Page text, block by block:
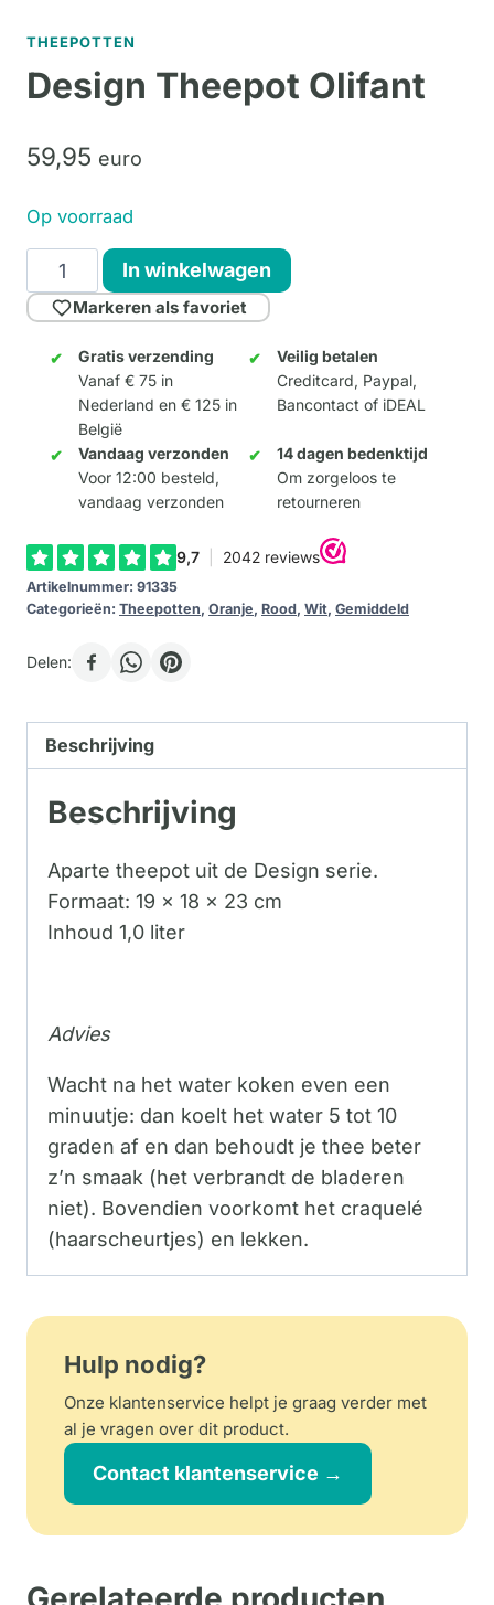
THEEPOTTEN
Design Theepot Olifant
59,95 euro
Op voorraad
Design
Theepot
Olifant
aantal
In winkelwagen
Markeren als favoriet
Gratis verzending
Vanaf € 75 in
Nederland en € 125 in
België
Veilig betalen
Creditcard, Paypal,
Bancontact of iDEAL
Vandaag verzonden
Voor 12:00 besteld,
vandaag verzonden
14 dagen bedenktijd
Om zorgeloos te
retourneren
Artikelnummer: 91335
Categorieën: Theepotten, Oranje, Rood, Wit, Gemiddeld
Delen:
Beschrijving
Beschrijving
Aparte theepot uit de Design serie.
Formaat: 19 x 18 x 23 cm
Inhoud 1,0 liter
Advies
Wacht na het water koken even een
minuutje: dan koelt het water 5 tot 10
graden af en dan behoudt je thee beter
z’n smaak (het verbrandt de bladeren
niet). Bovendien voorkomt het craquelé
(haarscheurtjes) en lekken.
Hulp nodig?
Onze klantenservice helpt je graag verder met
al je vragen over dit product.
Contact klantenservice →